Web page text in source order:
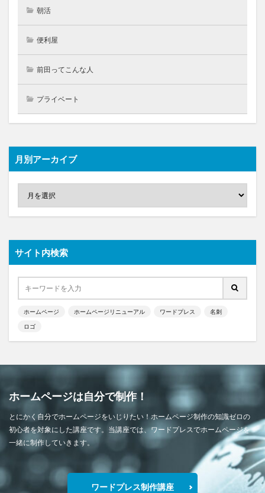
朝活
便利屋
前田ってこんな人
プライベート
月別アーカイブ
サイト内検索
ホームページ ホームページリニューアル ワードプレス 名刺
ロゴ
ホームページは自分で制作！
とにかく自分でホームページをいじりたい！ホームページ制作の知識ゼロの
初心者を対象にした講座です。当講座では、ワードプレスでホームページを
一緒に制作していきます。
ワードプレス制作講座